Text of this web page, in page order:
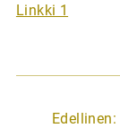
Linkki 1
A
Edellinen: